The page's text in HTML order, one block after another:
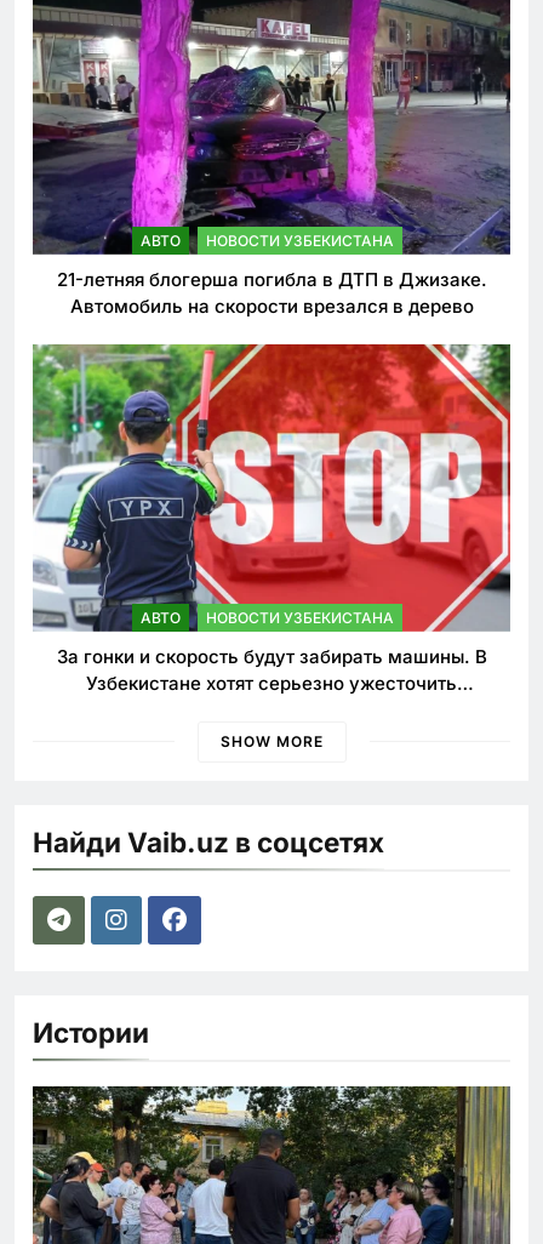
АВТО НОВОСТИ УЗБЕКИСТАНА
21-летняя блогерша погибла в ДТП в Джизаке.
Автомобиль на скорости врезался в дерево
АВТО НОВОСТИ УЗБЕКИСТАНА
За гонки и скорость будут забирать машины. В
Узбекистане хотят серьезно ужесточить
SHOW MORE
Найди Vaib.uz в соцсетях
Истории